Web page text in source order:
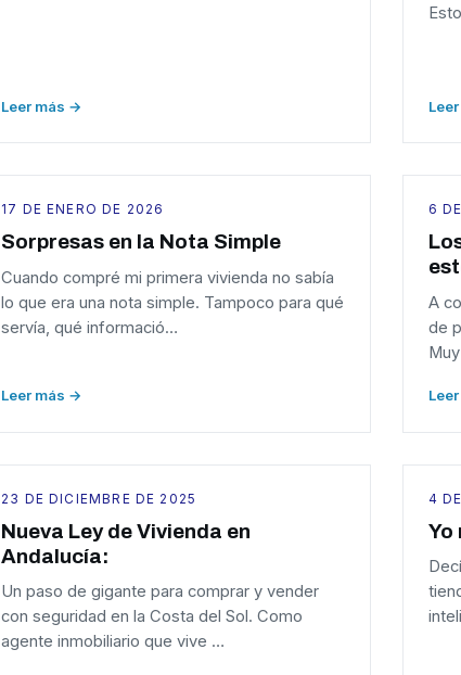
Leer más →
17 DE ENERO DE 2026
Sorpresas en la Nota Simple
Cuando compré mi primera vivienda no sabía
lo que era una nota simple. Tampoco para qué
servía, qué informació…
Leer más →
6
A
de
23 DE DICIEMBRE DE 2025
Nueva Ley de Vivienda en
Andalucía:
Un paso de gigante para comprar y vender
con seguridad en la Costa del Sol. Como
agente inmobiliario que vive …
4
Yo